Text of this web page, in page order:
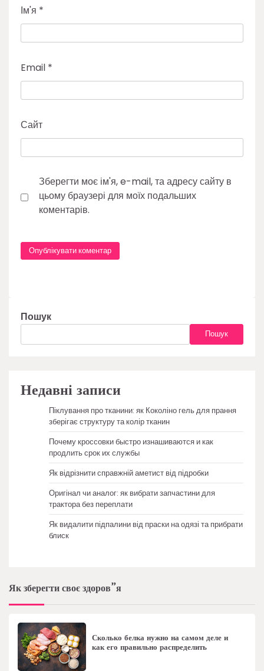
Ім'я *
Email *
Сайт
Зберегти моє ім'я, e-mail, та адресу сайту в
цьому браузері для моїх подальших
коментарів.
Пошук
Пошук
Недавні записи
Піклування про тканини: як Коколіно гель для прання
зберігає структуру та колір тканин
Почему кроссовки быстро изнашиваются и как
продлить срок их службы
Як відрізнити справжній аметист від підробки
Оригінал чи аналог: як вибрати запчастини для
трактора без переплати
Як видалити підпалини від праски на одязі та прибрати
блиск
Як зберегти своє здоров”я
Сколько белка нужно на самом деле и
как его правильно распределить